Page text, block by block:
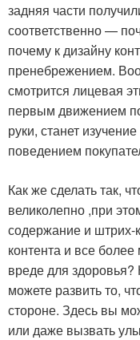
задняя части
соответственно —
почему к дизайну
пренебрежением.
смотрится лицевая
первым движением
руки, станет
поведением
Как же сделать так,
великолепно ,при
содержание и штрих-
контента и все
вреде для здоровья?
можете развить то,
стороне. Здесь вы
или даже вызвать